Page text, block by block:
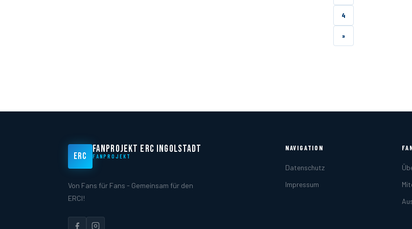
der
4
»
ERC
FANPROJEKT ERC INGOLSTADT
FANPROJEKT
Von Fans für Fans - Gemeinsam für den
ERCI!
NAVIGATION
Datenschutz
Impressum